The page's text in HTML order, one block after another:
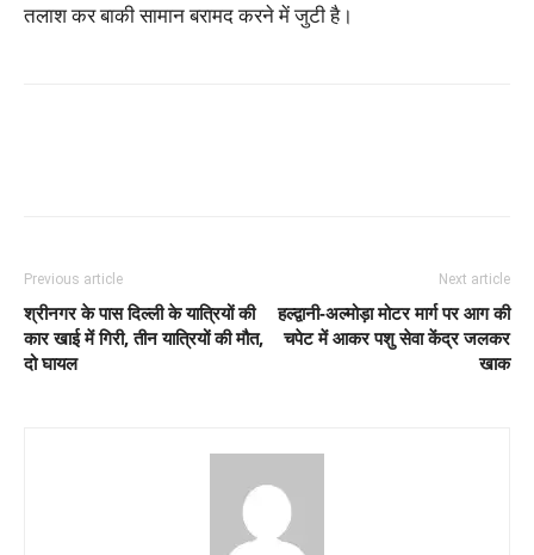
तलाश कर बाकी सामान बरामद करने में जुटी है।
Previous article
श्रीनगर के पास दिल्ली के यात्रियों की
कार खाई में गिरी, तीन यात्रियों की मौत,
दो घायल
Next article
हल्द्वानी-अल्मोड़ा मोटर मार्ग पर आग की
चपेट में आकर पशु सेवा केंद्र जलकर
खाक